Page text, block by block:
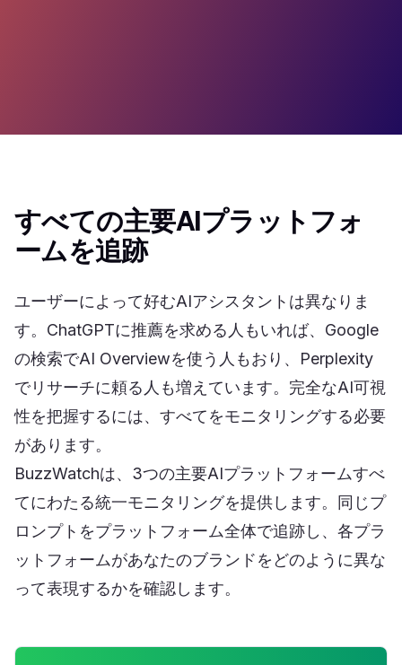
すべての主要AIプラットフォ
ームを追跡
ユーザーによって好むAIアシスタントは異なりま
す。ChatGPTに推薦を求める人もいれば、Google
の検索でAI Overviewを使う人もおり、Perplexity
でリサーチに頼る人も増えています。完全なAI可視
性を把握するには、すべてをモニタリングする必要
があります。
BuzzWatchは、3つの主要AIプラットフォームすべ
てにわたる統一モニタリングを提供します。同じプ
ロンプトをプラットフォーム全体で追跡し、各プラ
ットフォームがあなたのブランドをどのように異な
って表現するかを確認します。